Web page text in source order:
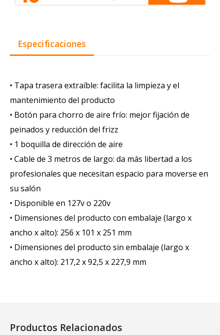
Especificaciones
• Tapa trasera extraíble: facilita la limpieza y el
mantenimiento del producto
• Botón para chorro de aire frío: mejor fijación de
peinados y reducción del frizz
• 1 boquilla de dirección de aire
• Cable de 3 metros de largo: da más libertad a los
profesionales que necesitan espacio para moverse en
su salón
• Disponible en 127v o 220v
• Dimensiones del producto con embalaje (largo x
ancho x alto): 256 x 101 x 251 mm
• Dimensiones del producto sin embalaje (largo x
ancho x alto): 217,2 x 92,5 x 227,9 mm
Productos Relacionados